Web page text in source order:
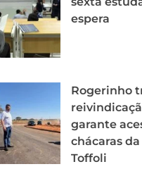
espera
Rogerinho
garante
chácaras
Toffoli